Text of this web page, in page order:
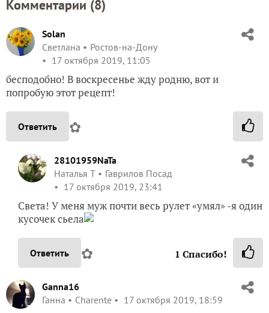
Комментарии (8)
Solan
Светлана
Ростов-на-Дону
17 октября 2019, 11:05
бесподобно! В воскресенье жду родню, вот и
попробую этот рецепт!
Ответить ✿
28101959NaTa
Наталья Т
Гаврилов Посад
17 октября 2019, 23:41
Света! У меня муж почти весь рулет «умял» -я один
кусочек сьела
Ответить ✿ 1 Спасибо!
Ganna16
Ганна
Charente 17 октября 2019, 18:59